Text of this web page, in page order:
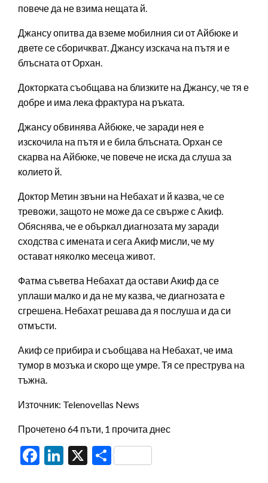
повече да не взима нещата й.
Джансу опитва да вземе мобилния си от Айбюке и
двете се сборичкват. Джансу изскача на пътя и е
блъсната от Орхан.
Докторката съобщава на близките на Джансу, че тя е
добре и има лека фрактура на ръката.
Джансу обвинява Айбюке, че заради нея е
изскочила на пътя и е била блъсната. Орхан се
скарва на Айбюке, че повече не иска да слуша за
колието й.
Доктор Метин звъни на Небахат и й казва, че се
тревожи, защото не може да се свърже с Акиф.
Обяснява, че е объркал диагнозата му заради
сходства с имената и сега Акиф мисли, че му
остават няколко месеца живот.
Фатма съветва Небахат да остави Акиф да се
уплаши малко и да не му казва, че диагнозата е
сгрешена. Небахат решава да я послуша и да си
отмъсти.
Акиф се прибира и съобщава на Небахат, че има
тумор в мозъка и скоро ще умре. Тя се преструва на
тъжна.
Източник: Telenovellas News
Прочетено 64 пъти, 1 прочита днес
Facebook
LinkedIn
X Share